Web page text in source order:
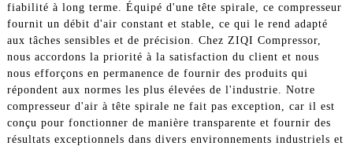
fiabilité à long terme. Équipé d'une tête spirale, ce compresseur
fournit un débit d'air constant et stable, ce qui le rend adapté
aux tâches sensibles et de précision. Chez ZIQI Compressor,
nous accordons la priorité à la satisfaction du client et nous
nous efforçons en permanence de fournir des produits qui
répondent aux normes les plus élevées de l'industrie. Notre
compresseur d'air à tête spirale ne fait pas exception, car il est
conçu pour fonctionner de manière transparente et fournir des
résultats exceptionnels dans divers environnements industriels et